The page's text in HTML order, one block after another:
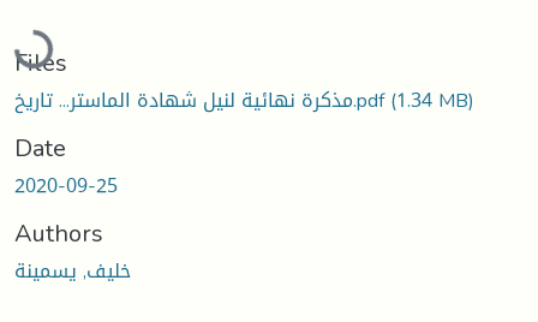
Loading...
Files
مذكرة نهائية لنيل شهادة الماستر... تاريخ.pdf(1.34 MB)
Date
2020-09-25
Authors
خليف, يسمينة